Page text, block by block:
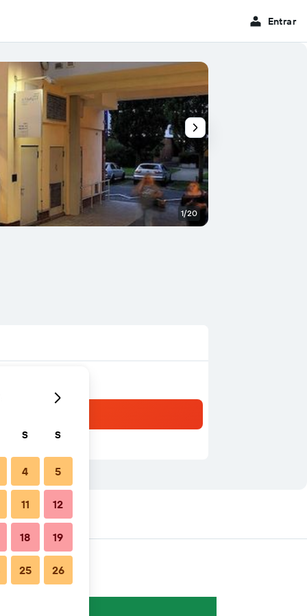
Entrar
1/20
S S
4 5
11 12
18 19
25 26